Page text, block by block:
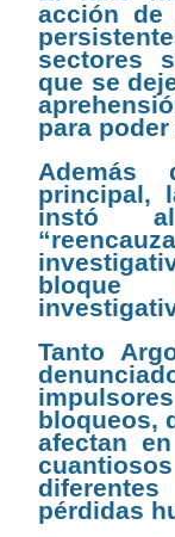
acción de
sectores
que se
para
Además
principal,
instó al
bloque
Tanto
bloqueos,
afectan
pérdidas